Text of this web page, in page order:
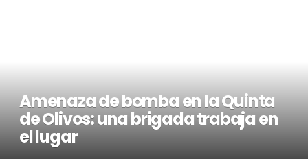
Amenaza de bomba en la Quinta
de Olivos: una brigada trabaja en
el lugar